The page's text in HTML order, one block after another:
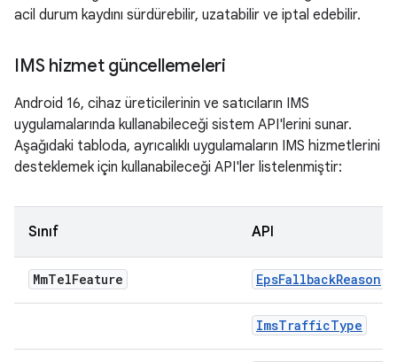
acil durum kaydını sürdürebilir, uzatabilir ve iptal edebilir.
IMS hizmet güncellemeleri
Android 16, cihaz üreticilerinin ve satıcıların IMS
uygulamalarında kullanabileceği sistem API'lerini sunar.
Aşağıdaki tabloda, ayrıcalıklı uygulamaların IMS hizmetlerini
desteklemek için kullanabileceği API'ler listelenmiştir:
Sınıf API
MmTelFeature EpsFallbackReason
ImsTrafficType